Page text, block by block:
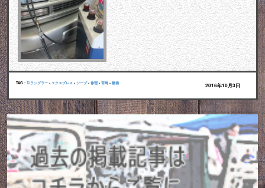
TAG : TJラングラー • エクスプレス • ジープ• 修理 • 宮崎 • 整備 2016年10月3日